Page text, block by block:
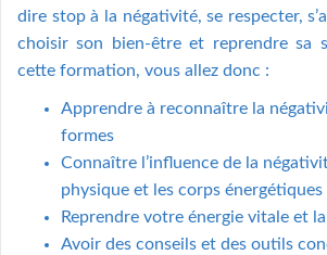
dire stop à la négativité, se respecter,
choisir son bien-être et reprendre sa
cette formation, vous allez donc :
Apprendre à reconnaître la
formes
Connaître l’influence de la
physique et les corps énergétiques
Reprendre votre énergie vitale et
Avoir des conseils et des outils